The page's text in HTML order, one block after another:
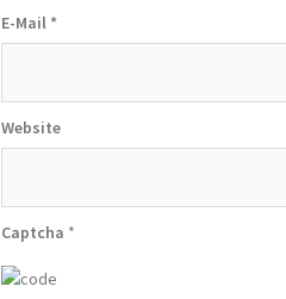
E-Mail *
Website
Captcha *